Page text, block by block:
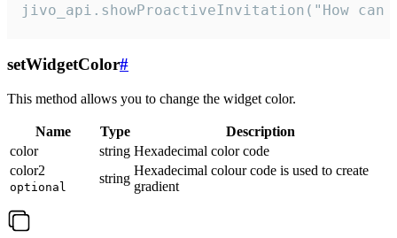
jivo_api.showProactiveInvitation("How
setWidgetColor#
This method allows you to change the widget color.
Name Type
Description
color
string Hexadecimal color code
color2
optional
string
Hexadecimal colour code is used to create
gradient